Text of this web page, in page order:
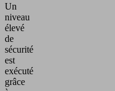
Un
niveau
élevé
de
sécurité
est
exécuté
grâce